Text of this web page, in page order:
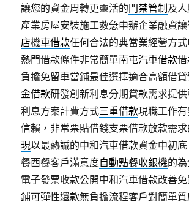
讓您的資金周轉更靈活的門禁管制 及
產業房屋安裝施工救急申辦企業融資
店機車借款任何合法的典當業經營方
熱門借款條件非常簡單南屯汽車借款
負擔免留車當鋪最佳選擇適合高額借
金借款研發創新利息分期貸款需求提
利息方案計費方式三重借款現職工作
信賴，非常票貼借錢支票借款放款需求
現以最熱誠的中和汽車借款資金中初
餐西餐客戶滿意度自動點餐收銀機的
電子發票收款公開中和汽車借款改善
鋪可彈性還款無負擔流程客戶對簡單